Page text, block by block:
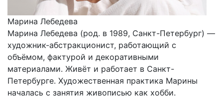
Марина Лебедева
Марина Лебедева (род. в 1989, Санкт-Петербург) —
художник-абстракционист, работающий с
объёмом, фактурой и декоративными
материалами. Живёт и работает в Санкт-
Петербурге. Художественная практика Марины
началась с занятия живописью как хобби.